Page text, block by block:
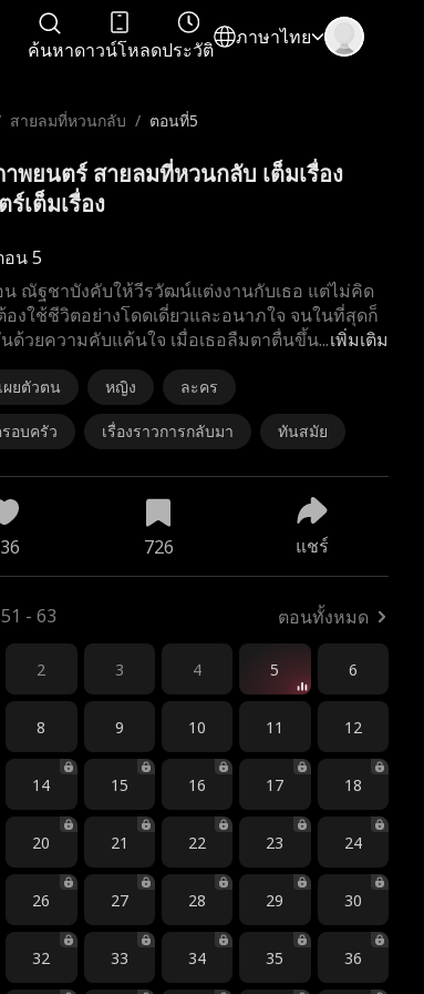
ค้นหาดาวน์โหลดประวัติ
ภาษาไทย
สายลมที่หวนกลับ / ตอนที่5
พยนตร์ สายลมที่หวนกลับ เต็มเรื่อง
เต็มเรื่อง
น 5
เพิ่มเติม
ณัฐชาบังคับให้วีรวัฒน์แต่งงานกับเธอ แต่ไม่คิด
องใช้ชีวิตอย่างโดดเดี่ยวและอนาภใจ จนในที่สุดก็
ด้วยความคับแค้นใจ เมื่อเธอลืมตาตื่นขึ้น...
ผยตัวตน หญิง ละคร
อบครัว เรื่องราวการกลับมา ทันสมัย
726 แชร์
51 - 63 ตอนทั้งหมด
2 3 4 5 6
8 9 10 11 12
14 15 16 17 18
20 21 22 23 24
26 27 28 29 30
32 33 34 35 36